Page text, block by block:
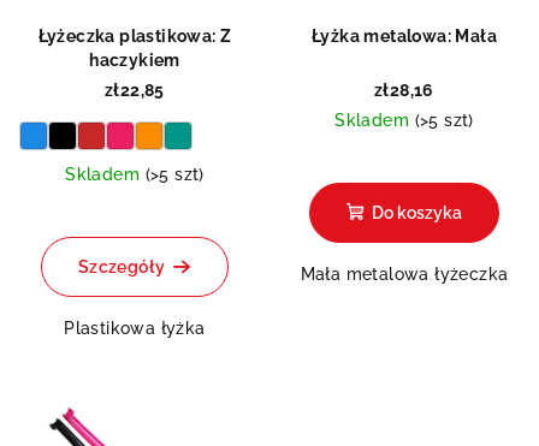
Łyżeczka plastikowa: Z
haczykiem
zł22,85
Skladem (>5 szt)
Szczegóły
Plastikowa łyżka
Łyżka metalowa: Mała
zł28,16
Skladem (>5 szt)
Do koszyka
Mała metalowa łyżeczka